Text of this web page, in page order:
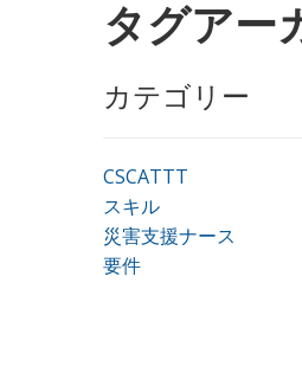
タグアー
カテゴリー
CSCATTT
スキル
災害支援ナース
要件